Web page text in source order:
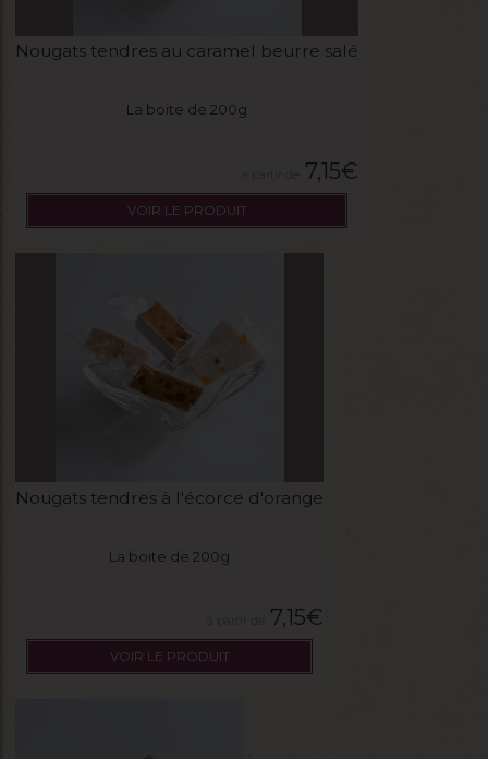
Nougats tendres au caramel beurre salé
La boite de 200g
7,15€
VOIR LE PRODUIT
Nougats tendres à l'écorce d'orange
La boite de 200g
7,15€
VOIR LE PRODUIT